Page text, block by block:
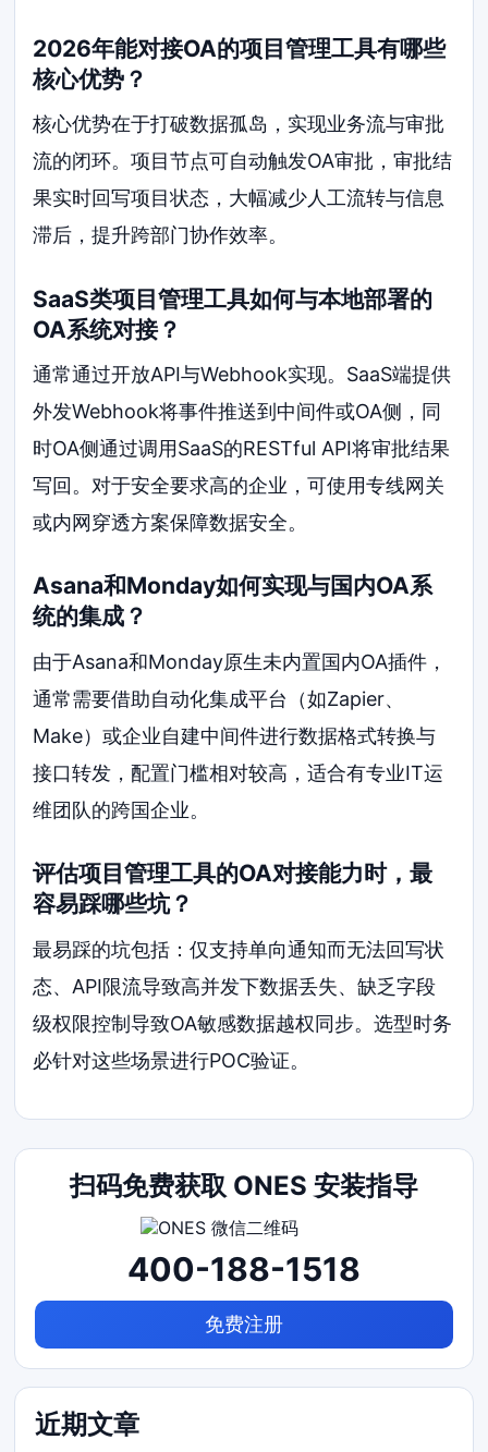
2026年能对接OA的项目管理工具有哪些
核心优势？
核心优势在于打破数据孤岛，实现业务流与审批
流的闭环。项目节点可自动触发OA审批，审批结
果实时回写项目状态，大幅减少人工流转与信息
滞后，提升跨部门协作效率。
SaaS类项目管理工具如何与本地部署的
OA系统对接？
通常通过开放API与Webhook实现。SaaS端提供
外发Webhook将事件推送到中间件或OA侧，同
时OA侧通过调用SaaS的RESTful API将审批结果
写回。对于安全要求高的企业，可使用专线网关
或内网穿透方案保障数据安全。
Asana和Monday如何实现与国内OA系
统的集成？
由于Asana和Monday原生未内置国内OA插件，
通常需要借助自动化集成平台（如Zapier、
Make）或企业自建中间件进行数据格式转换与
接口转发，配置门槛相对较高，适合有专业IT运
维团队的跨国企业。
评估项目管理工具的OA对接能力时，最
容易踩哪些坑？
最易踩的坑包括：仅支持单向通知而无法回写状
态、API限流导致高并发下数据丢失、缺乏字段
级权限控制导致OA敏感数据越权同步。选型时务
必针对这些场景进行POC验证。
扫码免费获取 ONES 安装指导
400-188-1518
免费注册
近期文章